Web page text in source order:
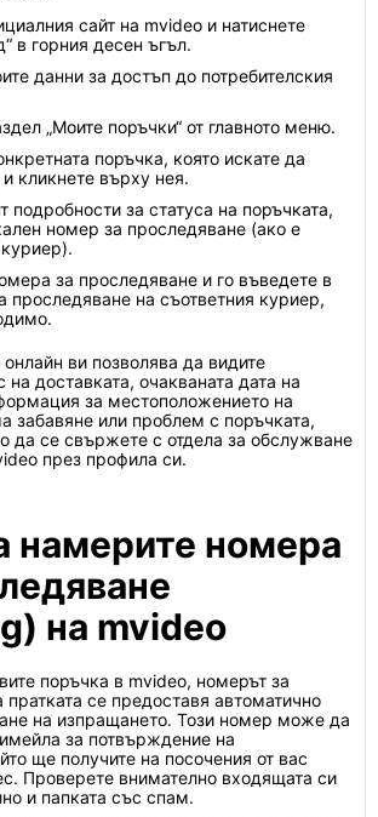
сайт на mvideo и натиснете
в горния десен ъгъл.
данни за достъп до потребителския
„Моите поръчки“ от главното меню.
поръчка, която искате да
кликнете върху нея.
подробности за статуса на поръчката,
номер за проследяване (ако е
за проследяване и го въведете в
проследяване на съответния куриер,
ви позволява да видите
на доставката, очакваната дата на
за местоположението на
забавяне или проблем с поръчката,
да се свържете с отдела за обслужване
през профила си.
намерите номера
на mvideo
поръчка в mvideo, номерът за
пратката се предоставя автоматично
на изпращането. Този номер може да
за потвърждение на
ще получите на посочения от вас
Проверете внимателно входящата си
и папката със спам.